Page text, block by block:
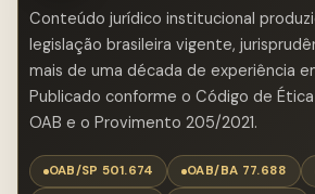
Conteúdo jurídico institucional
legislação brasileira vigente,
mais de uma década de experiência
Publicado conforme o Código de
OAB e o Provimento 205/2021.
OAB/SP 501.674 OAB/BA 77.688